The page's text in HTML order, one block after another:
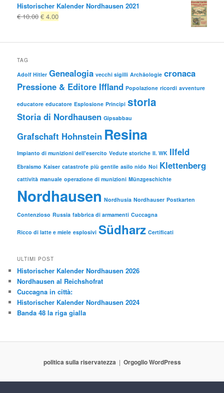
Historischer Kalender Nordhausen 2021
€10.00 Il
€ 4.00Il
TAG
Adolf Hitler Genealogia vecchi sigilli Archäologie cronaca
Pressione & Editore Iffland Popolazione ricordi avventure
educatore educatore Esplosione Principi storia
Storia di Nordhausen Gipsabbau
Grafschaft Hohnstein Resina
Impianto di munizioni dell'esercito Vedute storiche II. WK Ilfeld
Ebraismo Kaiser catastrofe più gentile asilo nido Noi Klettenberg
cattività manuale operazione di munizioni Münzgeschichte
Nordhausen Nordhusia Nordhauser Postkarten
Contenzioso Russia fabbrica di armamenti Cuccagna
Ricco di latte e miele esplosivi Südharz Certificati
ULTIMI POST
Historischer Kalender Nordhausen 2026
Nordhausen al Reichshofrat
Cuccagna in città:
Historischer Kalender Nordhausen 2024
Banda 48 la riga gialla
politica sulla riservatezza Orgoglio WordPress